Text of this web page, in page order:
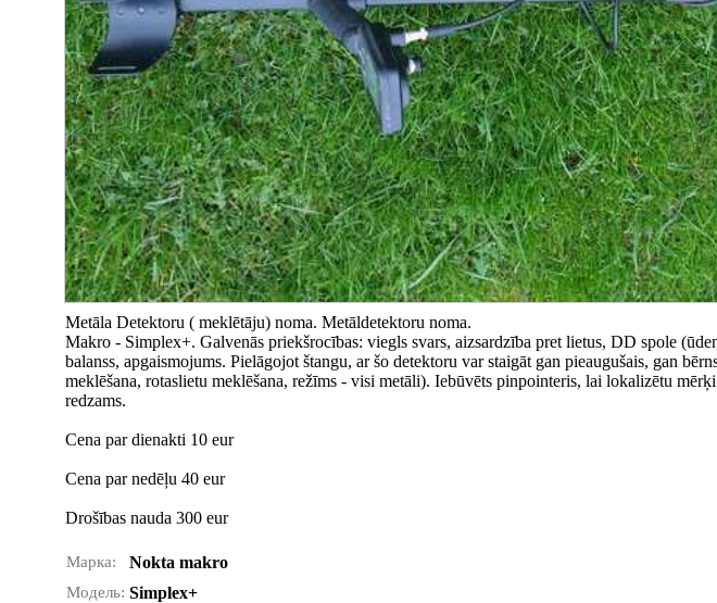
Metāla Detektoru ( meklētāju) noma. Metāldetektoru noma.
Makro - Simplex+. Galvenās priekšrocības: viegls svars, aizsardzība pret lietus, DD spole
balanss, apgaismojums. Pielāgojot štangu, ar šo detektoru var staigāt gan pieaugušais, gan
meklēšana, rotaslietu meklēšana, režīms - visi metāli). Iebūvēts pinpointeris, lai lokalizētu
redzams.
Cena par dienakti 10 eur
Cena par nedēļu 40 eur
Drošības nauda 300 eur
Марка: Nokta makro
Модель: Simplex+